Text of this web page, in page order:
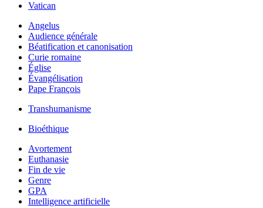
Vatican
Angelus
Audience générale
Béatification et canonisation
Curie romaine
Église
Évangélisation
Pape François
Transhumanisme
Bioéthique
Avortement
Euthanasie
Fin de vie
Genre
GPA
Intelligence artificielle